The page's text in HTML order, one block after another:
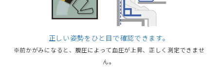
正しい姿勢をひと目で確認できます。
※前かがみになると、腹圧によって血圧が上昇、正しく測定できませ
ん。